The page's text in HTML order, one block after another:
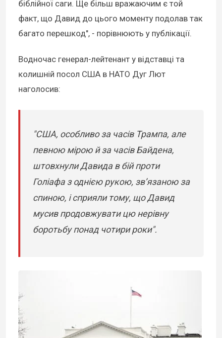
біблійної саги. Ще більш вражаючим є той
факт, що Давид до цього моменту подолав так
багато перешкод", - порівнюють у публікації.
Водночас генерал-лейтенант у відставці та
колишній посол США в НАТО Дуг Лют
наголосив:
"США, особливо за часів Трампа, але
певною мірою й за часів Байдена,
штовхнули Давида в бій проти
Голіафа з однією рукою, зв’язаною за
спиною, і сприяли тому, що Давид
мусив продовжувати цю нерівну
боротьбу понад чотири роки".